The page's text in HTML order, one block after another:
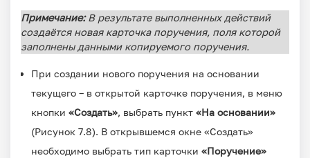
Примечание:В результате выполненных действий
создаётся новая карточка поручения, поля которой
заполнены данными копируемого поручения.
При создании нового поручения на основании
текущего – в открытой карточке поручения, в меню
кнопки«Создать», выбрать пункт«На основании»
(Рисунок 7.8). В открывшемся окне «Создать»
необходимо выбрать тип карточки«Поручение»